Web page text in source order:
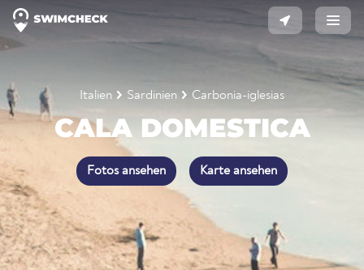
Italien Sardinien Carbonia-iglesias
CALA DOMESTICA
Fotos ansehen Karte ansehen